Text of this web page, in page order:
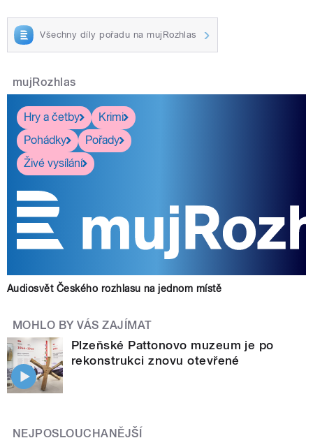
Všechny díly pořadu na mujRozhlas
mujRozhlas
Hry a četby
Krimi
Pohádky
Pořady
Živé vysílání
Audiosvět Českého rozhlasu na jednom místě
MOHLO BY VÁS ZAJÍMAT
Plzeňské Pattonovo muzeum je po
rekonstrukci znovu otevřené
NEJPOSLOUCHANĚJŠÍ